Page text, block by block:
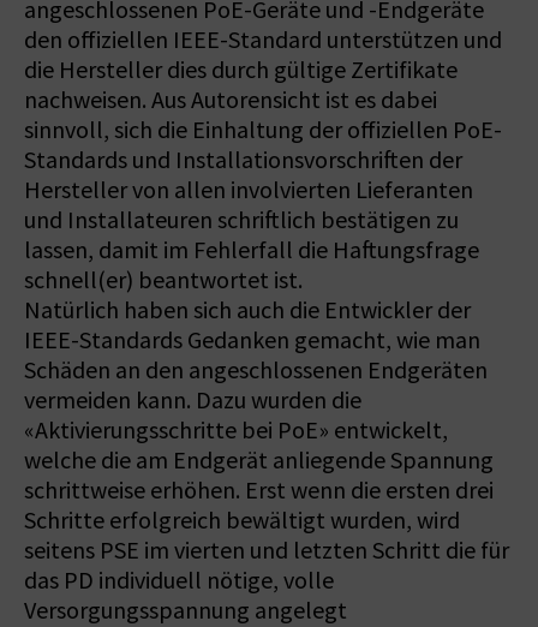
angeschlossenen PoE-Geräte und -Endgeräte
den offiziellen IEEE-Standard unterstützen und
die Hersteller dies durch gültige Zertifikate
nachweisen. Aus Autorensicht ist es dabei
sinnvoll, sich die Einhaltung der offiziellen PoE-
Standards und Installationsvorschriften der
Hersteller von allen involvierten Lieferanten
und Installateuren schriftlich bestätigen zu
lassen, damit im Fehlerfall die Haftungsfrage
schnell(er) beantwortet ist.
Natürlich haben sich auch die Entwickler der
IEEE-Standards Gedanken gemacht, wie man
Schäden an den angeschlossenen Endgeräten
vermeiden kann. Dazu wurden die
«Aktivierungsschritte bei PoE» entwickelt,
welche die am Endgerät anliegende Spannung
schrittweise erhöhen. Erst wenn die ersten drei
Schritte erfolgreich bewältigt wurden, wird
seitens PSE im vierten und letzten Schritt die für
das PD indivi­duell nötige, volle
Versorgungsspannung angelegt